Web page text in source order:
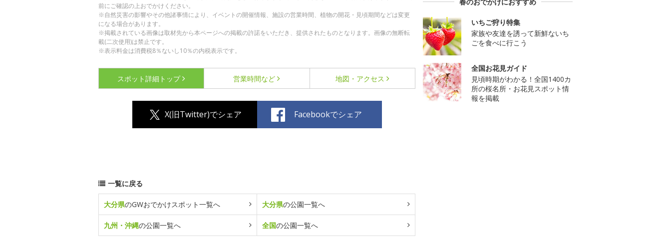
前にご確認の上おでかけください。
※自然災害の影響やその他諸事情により、イベントの開催情報、施設の営業時間、植物の開花・見頃期間などは変更
になる場合があります。
※掲載されている画像は取材先から本ページへの掲載の許諾をいただき、提供されたものとなります。画像の無断転
載(二次使用)は禁止です。
※表示料金は消費税8％ないし10％の内税表示です。
スポット詳細 トップ 営業時間など 地図・アクセス
X(旧Twitter)でシェア Facebookでシェア
一覧に戻る
大分県のGWおでかけスポット一覧へ 大分県の公園一覧へ
九州・沖縄の公園一覧へ 全国の公園一覧へ
いちご狩り特集
家族や友達を誘って新鮮ないち
ごを食べに行こう
全国お花見ガイド
見頃時期がわかる！全国1400カ
所の桜名所・お花見スポット情
報を掲載